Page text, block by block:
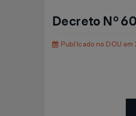
Decreto Nº
Publicado no DOU em